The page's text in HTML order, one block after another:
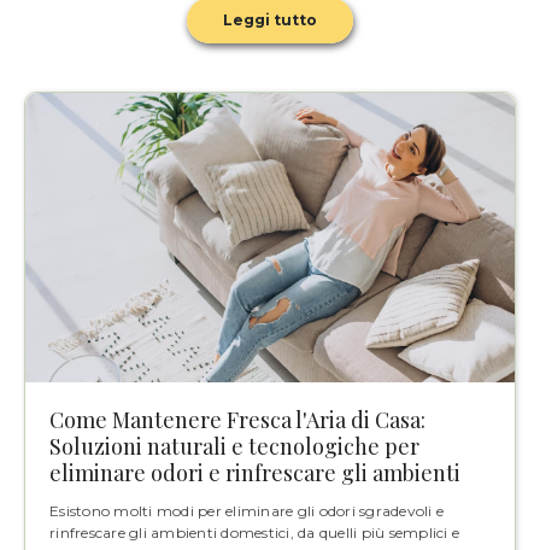
Leggi tutto
Come Mantenere Fresca l'Aria di Casa:
Soluzioni naturali e tecnologiche per
eliminare odori e rinfrescare gli ambienti
Esistono molti modi per eliminare gli odori sgradevoli e
rinfrescare gli ambienti domestici, da quelli più semplici e